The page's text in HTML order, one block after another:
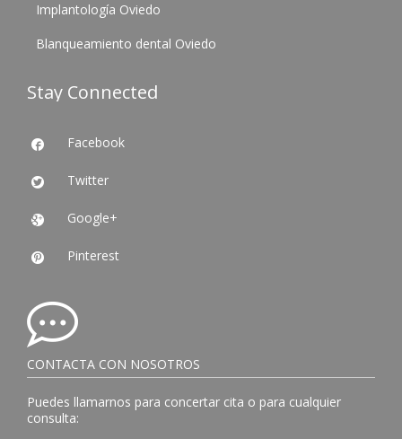
Implantología Oviedo
Blanqueamiento dental Oviedo
Stay Connected
 Facebook
 Twitter
 Google+
 Pinterest
CONTACTA CON NOSOTROS
Puedes llamarnos para concertar cita o para cualquier
consulta: